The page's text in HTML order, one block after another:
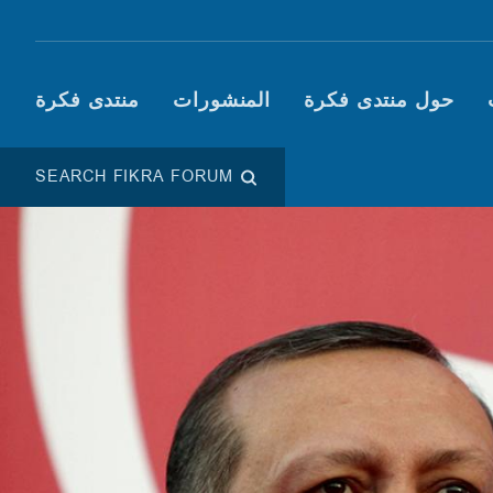
Main navigation (Fikra
حول منتدى فكرة المنشورات منتدى فكرة
SEARCH FIKRA FORUM